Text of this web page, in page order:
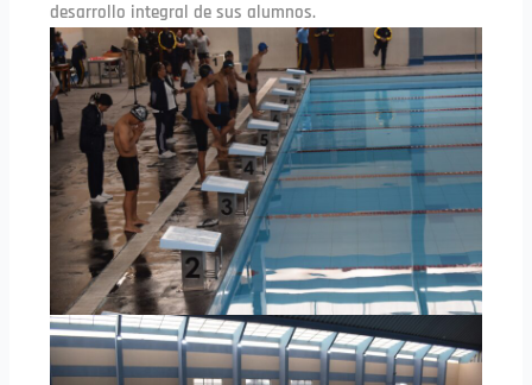
desarrollo integral de sus alumnos.